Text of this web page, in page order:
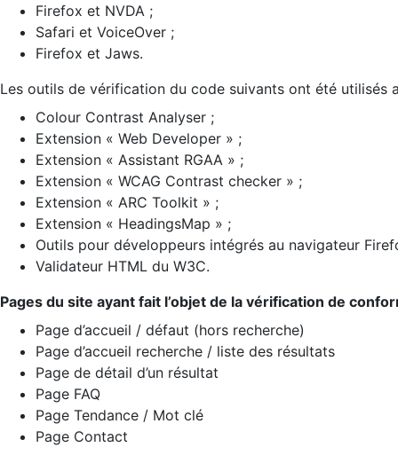
Firefox et NVDA ;
Safari et VoiceOver ;
Firefox et Jaws.
Les outils de vérification du code suivants ont été utilisés
Colour Contrast Analyser ;
Extension « Web Developer » ;
Extension « Assistant RGAA » ;
Extension « WCAG Contrast checker » ;
Extension « ARC Toolkit » ;
Extension « HeadingsMap » ;
Outils pour développeurs intégrés au navigateur
Validateur HTML du W3C.
Pages du site ayant fait l’objet de la vérification de
Page d’accueil / défaut (hors recherche)
Page d’accueil recherche / liste des résultats
Page de détail d’un résultat
Page FAQ
Page Tendance / Mot clé
Page Contact